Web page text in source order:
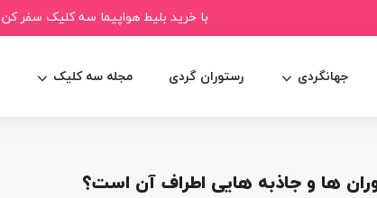
با خرید بلیط هواپیما سه کلیک سفر کن
جهانگردی رستوران گردی مجله سه کلیک
ها و جاذبه هایی اطراف آن است؟